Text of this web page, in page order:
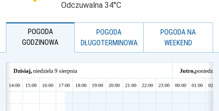
Odczuwalna 34°C
POGODA
GODZINOWA
POGODA
DŁUGOTERMINOWA
POGODA NA
WEEKEND